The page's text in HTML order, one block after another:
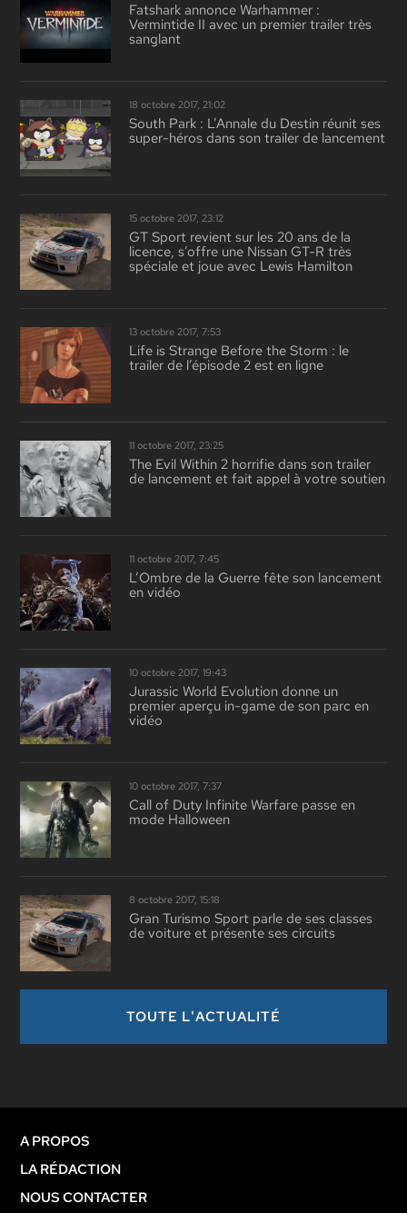
Fatshark annonce Warhammer :
Vermintide II avec un premier trailer très
sanglant
18 octobre 2017, 21:02
South Park : L’Annale du Destin réunit ses
super-héros dans son trailer de lancement
15 octobre 2017, 23:12
GT Sport revient sur les 20 ans de la
licence, s’offre une Nissan GT-R très
spéciale et joue avec Lewis Hamilton
13 octobre 2017, 7:53
Life is Strange Before the Storm : le
trailer de l’épisode 2 est en ligne
11 octobre 2017, 23:25
The Evil Within 2 horrifie dans son trailer
de lancement et fait appel à votre soutien
11 octobre 2017, 7:45
L’Ombre de la Guerre fête son lancement
en vidéo
10 octobre 2017, 19:43
Jurassic World Evolution donne un
premier aperçu in-game de son parc en
vidéo
10 octobre 2017, 7:37
Call of Duty Infinite Warfare passe en
mode Halloween
8 octobre 2017, 15:18
Gran Turismo Sport parle de ses classes
de voiture et présente ses circuits
TOUTE L'ACTUALITÉ
A PROPOS
LA RÉDACTION
NOUS CONTACTER